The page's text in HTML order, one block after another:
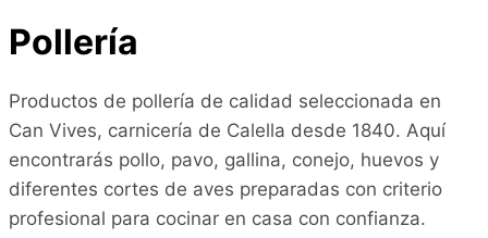
Pollería
Productos de pollería de calidad seleccionada en
Can Vives, carnicería de Calella desde 1840. Aquí
encontrarás pollo, pavo, gallina, conejo, huevos y
diferentes cortes de aves preparadas con criterio
profesional para cocinar en casa con confianza.